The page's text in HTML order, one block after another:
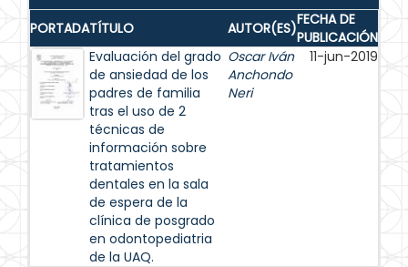
PORTADATÍTULO AUTOR(ES)FECHA DE
PUBLICACIÓN
Evaluación del grado
de ansiedad de los
padres de familia
tras el uso de 2
técnicas de
información sobre
tratamientos
dentales en la sala
de espera de la
clínica de posgrado
en odontopediatria
de la UAQ.
Oscar Iván
Anchondo
Neri
11-jun-2019